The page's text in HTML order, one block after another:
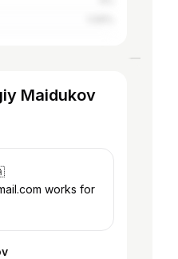
Maidukov
works for